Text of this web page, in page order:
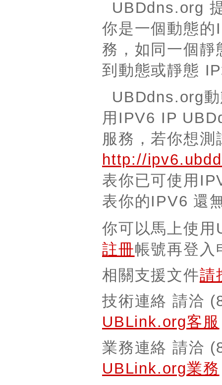
UBDdns.org
你是一個動態
務，如同一個
到動態或靜態
UBDdns.org
用IPV6 IP
服務，若你想
http://
表你已可使用
表你的IPV6 還
你可以馬上使
註冊帳號再登入
相關支援文件請
技術連絡 請洽
UBLink.org客服
業務連絡 請洽
UBLink.org業務